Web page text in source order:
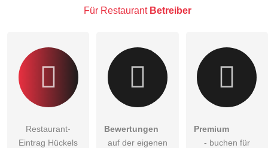
Besucher sichtbar.
Für Restaurant Betreiber
Restaurant-
Eintrag Hückels
Bewertungen
auf der eigenen
Premium
- buchen für